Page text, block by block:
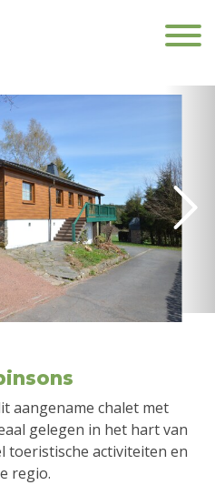
aangename chalet met
gelegen in het hart van
toeristische activiteiten en
regio.